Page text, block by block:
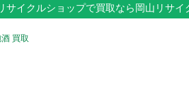
サイクルショップで買取なら 岡山 リサイ
買取